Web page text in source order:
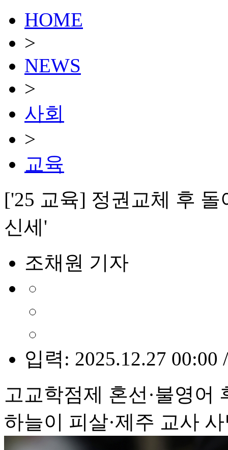
HOME
>
NEWS
>
사회
>
교육
['25 교육] 정권교체 후
신세'
조채원 기자
입력: 2025.12.27 00:00
고교학점제 혼선·불영어
하늘이 피살·제주 교사